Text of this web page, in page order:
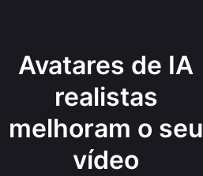
Avatares de IA
realistas
melhoram o seu
vídeo